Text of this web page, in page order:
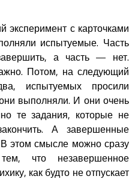
эксперимент с карточками
испытуемые. Часть
а часть — нет.
Потом, на следующий
испытуемых просили
выполняли. И они очень
те задания, которые не
А завершенные
этом смысле можно сразу
что незавершенное
как будто не отпускает